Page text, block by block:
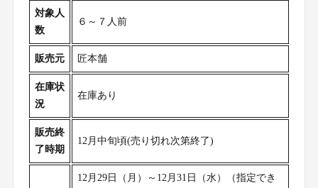
対象人
数
６～７人前
販売元 匠本舗
在庫状
況
在庫あり
販売終
了時期
12月中旬頃(売り切れ次第終了)
12月29日（月）～12月31日（水）（指定でき